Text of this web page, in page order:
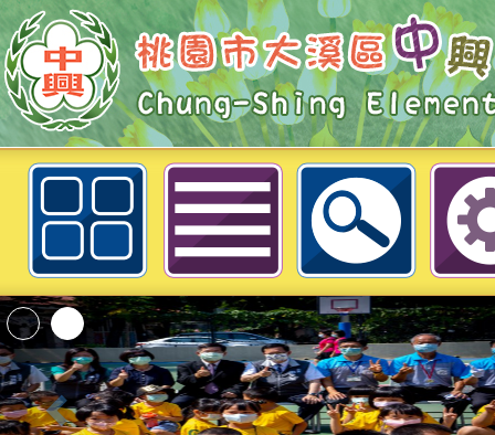
轉知本市辦理「家庭節水 我是節
實施計 畫之抽獎直播。-桃園市大